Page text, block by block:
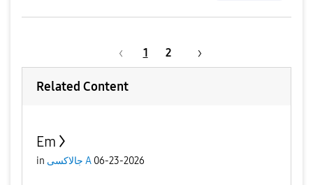
1 2
Related Content
Em
in جالاكسى A 06-23-2026